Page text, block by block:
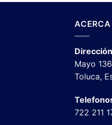
Mayo
Toluca,
722 211